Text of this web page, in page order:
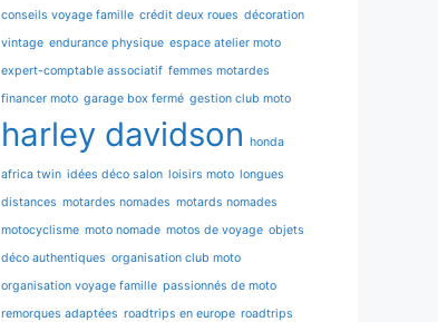
conseils voyage famille crédit deux roues décoration
vintage endurance physique espace atelier moto
expert-comptable associatif femmes motardes
financer moto garage box fermé gestion club moto
harley davidson honda
africa twin idées déco salon loisirs moto longues
distances motardes nomades motards nomades
motocyclisme moto nomade motos de voyage objets
déco authentiques organisation club moto
organisation voyage famille passionnés de moto
remorques adaptées roadtrips en europe roadtrips